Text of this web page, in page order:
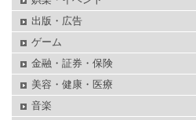
出版・広告
ゲーム
金融・証券・保険
美容・健康・医療
音楽